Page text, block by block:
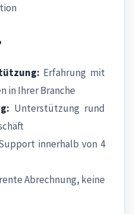
Erfahrung mit
in Ihrer Branche
Unterstützung rund
innerhalb von 4
Abrechnung, keine